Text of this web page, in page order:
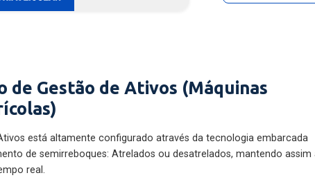
de Gestão de Ativos (Máquinas
está altamente configurado através da tecnologia embarcada
de semirreboques: Atrelados ou desatrelados, mantendo assim a
real.